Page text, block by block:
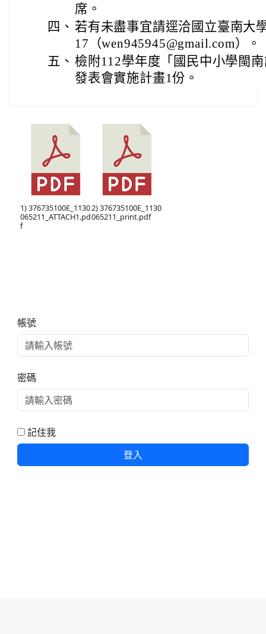
席。
四、 若有未盡事宜請逕洽國立臺南大
17（wen945945@gmail.com）。
五、 檢附112學年度「國民中小學閩
發表會實施計畫1份。
1) 376735100E_1130
065211_ATTACH1.pd
f
2) 376735100E_1130
065211_print.pdf
帳號
密碼
記住我
登入